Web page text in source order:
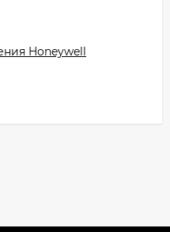
Honeywell